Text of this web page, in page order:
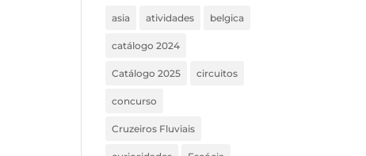
asia atividades belgica
catálogo 2024
Catálogo 2025 circuitos
concurso
Cruzeiros Fluviais